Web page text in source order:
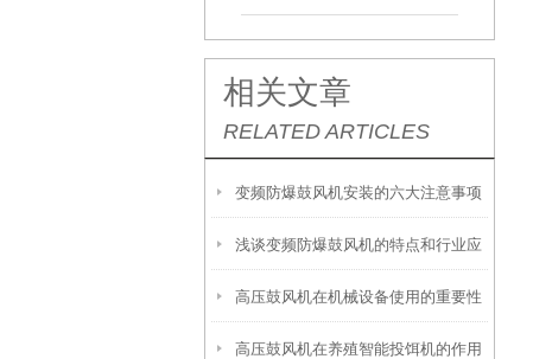
相关文章
RELATED ARTICLES
变频防爆鼓风机安装的六大注意事项
浅谈变频防爆鼓风机的特点和行业应
用
高压鼓风机在机械设备使用的重要性
高压鼓风机在养殖智能投饵机的作用